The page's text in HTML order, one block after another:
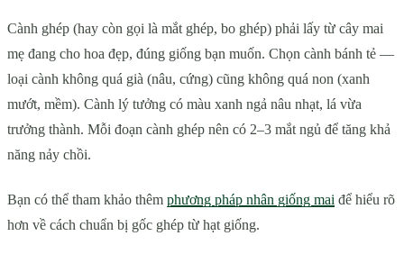
Cành ghép (hay còn gọi là mắt ghép, bo ghép) phải lấy từ cây mai
mẹ đang cho hoa đẹp, đúng giống bạn muốn. Chọn cành bánh tẻ —
loại cành không quá già (nâu, cứng) cũng không quá non (xanh
mướt, mềm). Cành lý tưởng có màu xanh ngả nâu nhạt, lá vừa
trưởng thành. Mỗi đoạn cành ghép nên có 2–3 mắt ngủ để tăng khả
năng nảy chồi.
Bạn có thể tham khảo thêm phương pháp nhân giống mai để hiểu rõ
hơn về cách chuẩn bị gốc ghép từ hạt giống.